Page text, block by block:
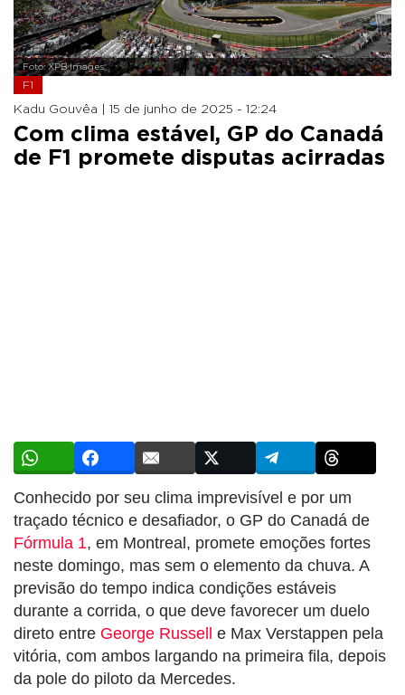
Foto: XPB Images
F1
Kadu Gouvêa | 15 de junho de 2025 - 12:24
Com clima estável, GP do Canadá
de F1 promete disputas acirradas
Conhecido por seu clima imprevisível e por um
traçado técnico e desafiador, o GP do Canadá de
Fórmula 1, em Montreal, promete emoções fortes
neste domingo, mas sem o elemento da chuva. A
previsão do tempo indica condições estáveis
durante a corrida, o que deve favorecer um duelo
direto entre George Russell e Max Verstappen pela
vitória, com ambos largando na primeira fila, depois
da pole do piloto da Mercedes.